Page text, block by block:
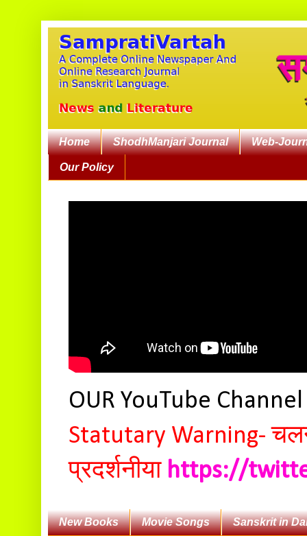
Home ShodhManjari Journal Web-
Our Policy
OUR YouTube
Statutary Warning-
प्रदर्शनीया https://
New Books Movie Songs Sanskrit in